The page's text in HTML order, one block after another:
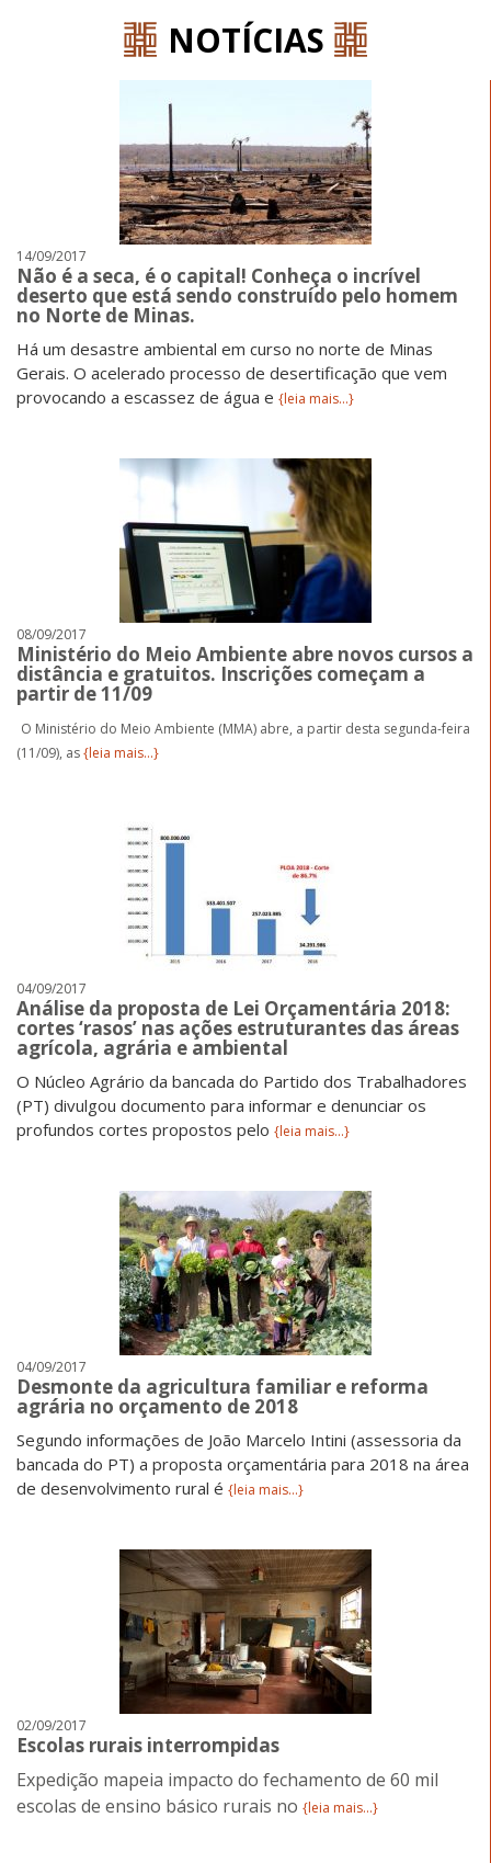
NOTÍCIAS
14/09/2017
Não é a seca, é o capital! Conheça o incrível
deserto que está sendo construído pelo homem
no Norte de Minas.
Há um desastre ambiental em curso no norte de Minas
Gerais. O acelerado processo de desertificação que vem
provocando a escassez de água e {leia mais...}
08/09/2017
Ministério do Meio Ambiente abre novos cursos a
distância e gratuitos. Inscrições começam a
partir de 11/09
O Ministério do Meio Ambiente (MMA) abre, a partir desta segunda-feira
(11/09), as{leia mais...}
04/09/2017
Análise da proposta de Lei Orçamentária 2018:
cortes ‘rasos’ nas ações estruturantes das áreas
agrícola, agrária e ambiental
O Núcleo Agrário da bancada do Partido dos Trabalhadores
(PT) divulgou documento para informar e denunciar os
profundos cortes propostos pelo {leia mais...}
04/09/2017
Desmonte da agricultura familiar e reforma
agrária no orçamento de 2018
Segundo informações de João Marcelo Intini (assessoria da
bancada do PT) a proposta orçamentária para 2018 na área
de desenvolvimento rural é {leia mais...}
02/09/2017
Escolas rurais interrompidas
Expedição mapeia impacto do fechamento de 60 mil
escolas de ensino básico rurais no {leia mais...}